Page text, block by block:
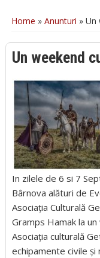
Home » Anunturi » Un
Un weekend
In zilele de 6 si 7
Bârnova alături de
Asociația Culturală
Gramps Hamak la
Asociația culturală
echipamente civile